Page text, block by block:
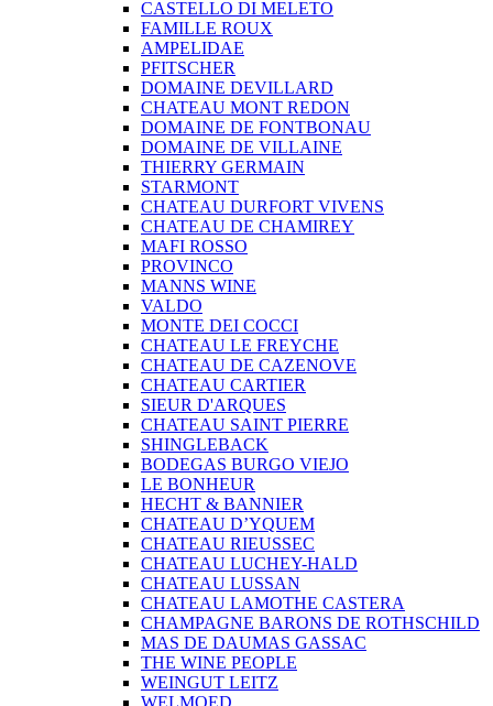
CASTELLO DI MELETO
FAMILLE ROUX
AMPELIDAE
PFITSCHER
DOMAINE DEVILLARD
CHATEAU MONT REDON
DOMAINE DE FONTBONAU
DOMAINE DE VILLAINE
THIERRY GERMAIN
STARMONT
CHATEAU DURFORT VIVENS
CHATEAU DE CHAMIREY
MAFI ROSSO
PROVINCO
MANNS WINE
VALDO
MONTE DEI COCCI
CHATEAU LE FREYCHE
CHATEAU DE CAZENOVE
CHATEAU CARTIER
SIEUR D'ARQUES
CHATEAU SAINT PIERRE
SHINGLEBACK
BODEGAS BURGO VIEJO
LE BONHEUR
HECHT & BANNIER
CHATEAU D’YQUEM
CHATEAU RIEUSSEC
CHATEAU LUCHEY-HALD
CHATEAU LUSSAN
CHATEAU LAMOTHE CASTERA
CHAMPAGNE BARONS DE ROTHSCHILD
MAS DE DAUMAS GASSAC
THE WINE PEOPLE
WEINGUT LEITZ
WELMOED